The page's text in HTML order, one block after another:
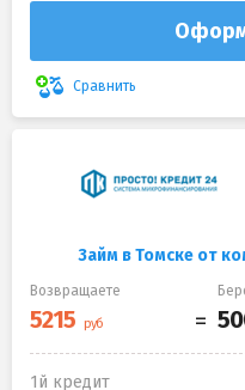
Сравнить
Займ в Томске от
Возвращаете
1й кредит